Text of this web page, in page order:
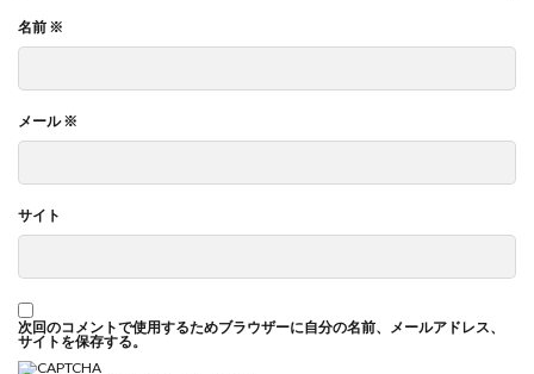
名前 ※
メール※
サイト
次回のコメントで使用するためブラウザーに自分の名前、メールアドレス、
サイトを保存する。